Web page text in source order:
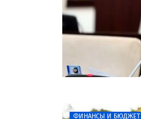
ФИНАНСЫ И БЮДЖЕТ